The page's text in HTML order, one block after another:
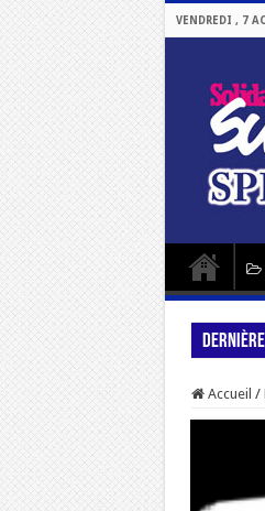
VENDREDI , 7
Accueil /